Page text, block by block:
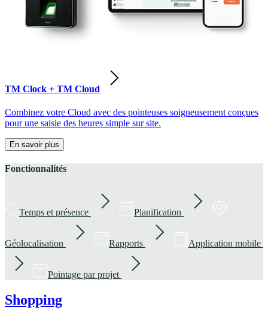
TM Clock + TM Cloud
Combinez votre Cloud avec des pointeuses soigneusement conçues
pour une saisie des heures simple sur site.
En savoir plus
Fonctionnalités
Temps et présence Planification
Géolocalisation Rapports Application mobile
Pointage par projet
Shopping